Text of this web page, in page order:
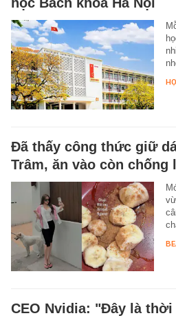
Đã thấy công thức giữ
Trâm, ăn vào còn chống
CEO Nvidia: "Đây là